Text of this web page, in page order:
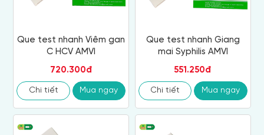
Que test nhanh Viêm gan
C HCV AMVI
720.300đ
Chi tiết Mua ngay
Que test nhanh Giang
mai Syphilis AMVI
551.250đ
Chi tiết Mua ngay